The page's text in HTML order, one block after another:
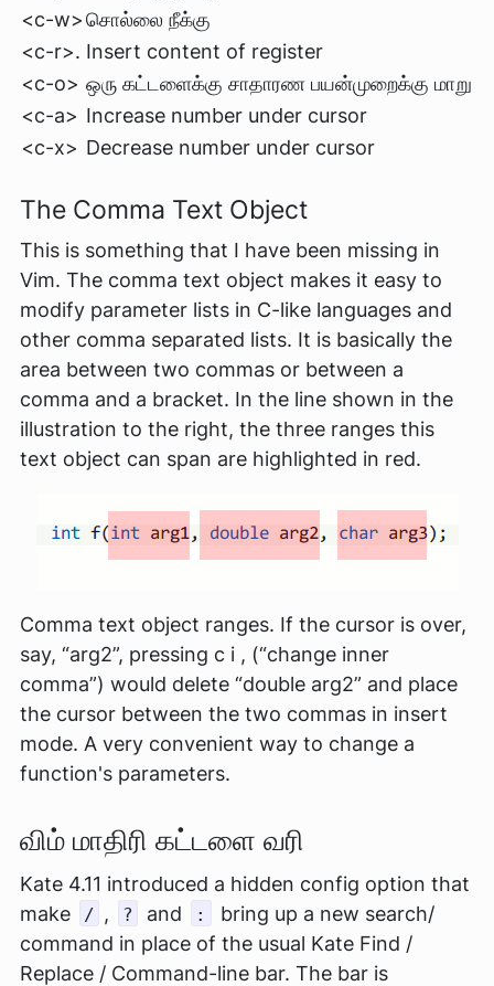
<c-w>சொல்லை நீக்கு
<c-r>. Insert content of register
<c-o> ஒரு கட்டளைக்கு சாதாரண பயன்முறைக்கு மாறு
<c-a> Increase number under cursor
<c-x> Decrease number under cursor
The Comma Text Object
This is something that I have been missing in
Vim. The comma text object makes it easy to
modify parameter lists in C-like languages and
other comma separated lists. It is basically the
area between two commas or between a
comma and a bracket. In the line shown in the
illustration to the right, the three ranges this
text object can span are highlighted in red.
Comma text object ranges. If the cursor is over,
say, “arg2”, pressing c i , (“change inner
comma”) would delete “double arg2” and place
the cursor between the two commas in insert
mode. A very convenient way to change a
function's parameters.
விம் மாதிரி கட்டளை வரி
Kate 4.11 introduced a hidden config option that
make
/ , ? and :
bring up a new search/
command in place of the usual Kate Find /
Replace / Command-line bar. The bar is